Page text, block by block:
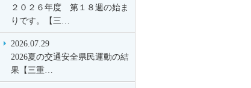
２０２６年度 第１８週の始ま
りです。【三…
2026.07.29
2026夏の交通安全県民運動の結
果【三重…